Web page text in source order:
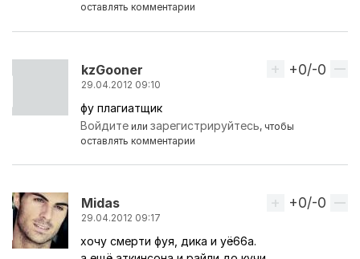
оставлять комментарии
kzGooner
29.04.2012 09:10
Вверх
+0/-0
фу плагиатщик
Войдите илизарегистрируйтесь, чтобы
оставлять комментарии
Midas
29.04.2012 09:17
Вверх
+0/-0
хочу смерти фуя, дика и уё66а.